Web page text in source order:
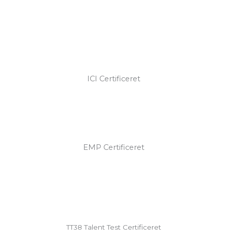
ICI Certificeret
EMP Certificeret
TT38 Talent Test Certificeret